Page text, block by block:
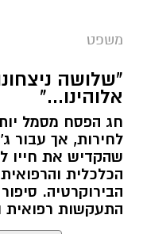
משפט
"שלושה
אלוהינו..."
חג הפסח מסמל
שהקדיש את חייו
הכלכלית
הבירוקרטיה.
התעקשות רפואית